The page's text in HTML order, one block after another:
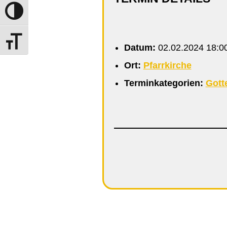
Umschalten auf hohe Kontraste
Schrift vergrößern Datum: 02.02.2024
Ort: Pfarrkirche
Terminkategorien: